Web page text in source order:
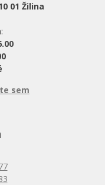
01 Žilina
sem